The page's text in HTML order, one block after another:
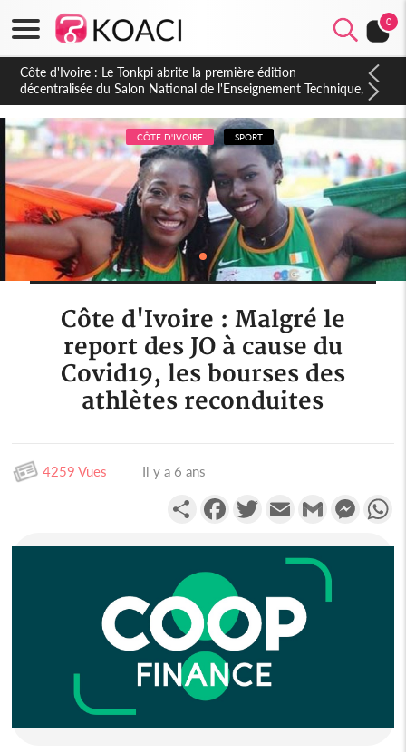
0
Côte d'Ivoire : PPA-CI, Gbagbo délègue une partie de ses
prérogatives de président à 05 cadres, vers sa retraite
politique ?
CÔTE D'IVOIRE SPORT
Côte d'Ivoire : Malgré le
report des JO à cause du
Covid19, les bourses des
athlètes reconduites
4259 Vues Il y a 6 ans
PartagerFacebookTwitterEmail Gmail